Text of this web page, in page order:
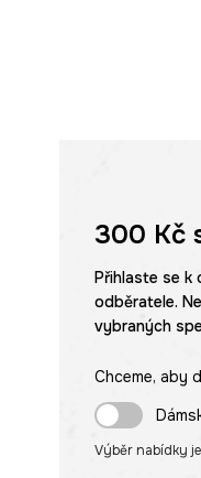
300 Kč
Přihlaste se k
odběratele.
vybraných
Chceme, aby
Výběr nabídky